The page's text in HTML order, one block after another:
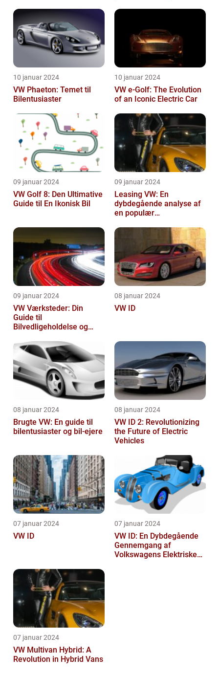
10 januar 2024
VW Phaeton: Temet til
Bilentusiaster
10 januar 2024
VW e-Golf: The Evolution
of an Iconic Electric Car
09 januar 2024
VW Golf 8: Den Ultimative
Guide til En Ikonisk Bil
09 januar 2024
Leasing VW: En
dybdegående analyse af
en populær
09 januar 2024
VW Værksteder: Din
Guide til
Bilvedligeholdelse og
08 januar 2024
VW ID
08 januar 2024
Brugte VW: En guide til
bilentusiaster og bil-ejere
08 januar 2024
VW ID 2: Revolutionizing
the Future of Electric
Vehicles
07 januar 2024
VW ID
07 januar 2024
VW ID: En Dybdegående
Gennemgang af
Volkswagens Elektriske
07 januar 2024
VW Multivan Hybrid: A
Revolution in Hybrid Vans